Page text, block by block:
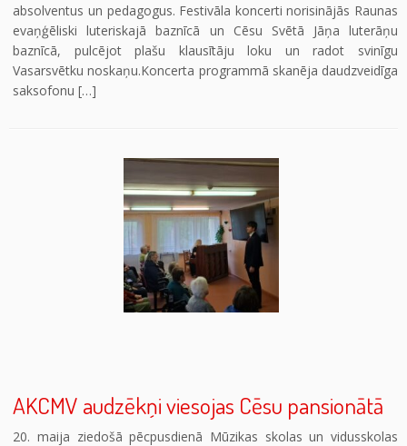
absolventus un pedagogus. Festivāla koncerti norisinājās Raunas
evaņģēliski luteriskajā baznīcā un Cēsu Svētā Jāņa luterāņu
baznīcā, pulcējot plašu klausītāju loku un radot svinīgu
Vasarsvētku noskaņu.Koncerta programmā skanēja daudzveidīga
saksofonu […]
AKCMV audzēkņi viesojas Cēsu pansionātā
20. maija ziedošā pēcpusdienā Mūzikas skolas un vidusskolas